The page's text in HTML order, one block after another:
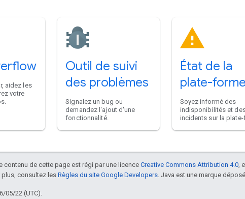
aidez les
votre
Outil de suivi
des problèmes
Signalez un bug ou
demandez l'ajout d'une
fonctionnalité.
État de la
plate-forme
Soyez informé des
indisponibilités et
incidents sur la
contenu de cette page est régi par une licence Creative Commons Attribution 4.0,
plus, consultez les Règles du site Google Developers. Java est une marque
05/22 (UTC).